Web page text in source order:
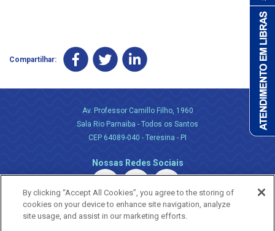
Compartilhar:
Av. Professor Camillo Filho, 1960
Sala Rio Parnaiba - Todos os Santos
CEP 64089-040 - Teresina - PI
Nossas Redes Sociais
By clicking “Accept All Cookies”, you agree to the storing of
cookies on your device to enhance site navigation, analyze
site usage, and assist in our marketing efforts.